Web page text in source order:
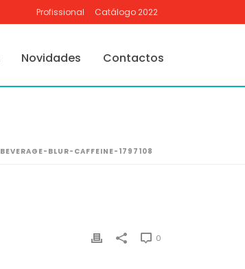
Profissional Catálogo 2022
Novidades Contactos
BEVERAGE-BLUR-CAFFEINE-1797108
0